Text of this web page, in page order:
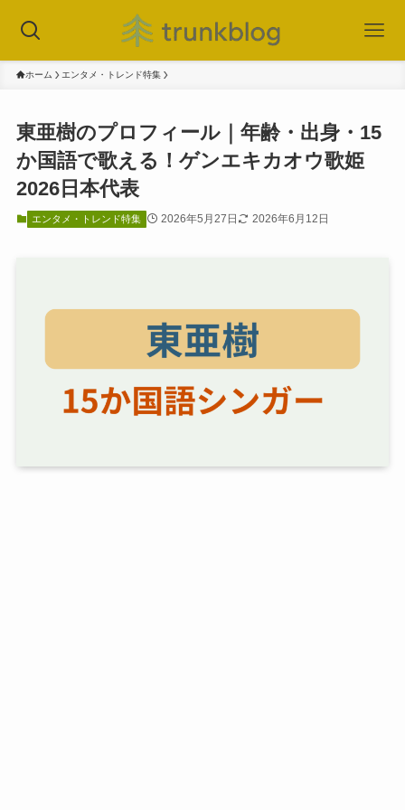
ホーム エンタメ・トレンド特集
東亜樹のプロフィール｜年齢・出身・15
か国語で歌える！ゲンエキカオウ歌姫
2026日本代表
エンタメ・トレンド特集 2026年5月27日 2026年6月12日